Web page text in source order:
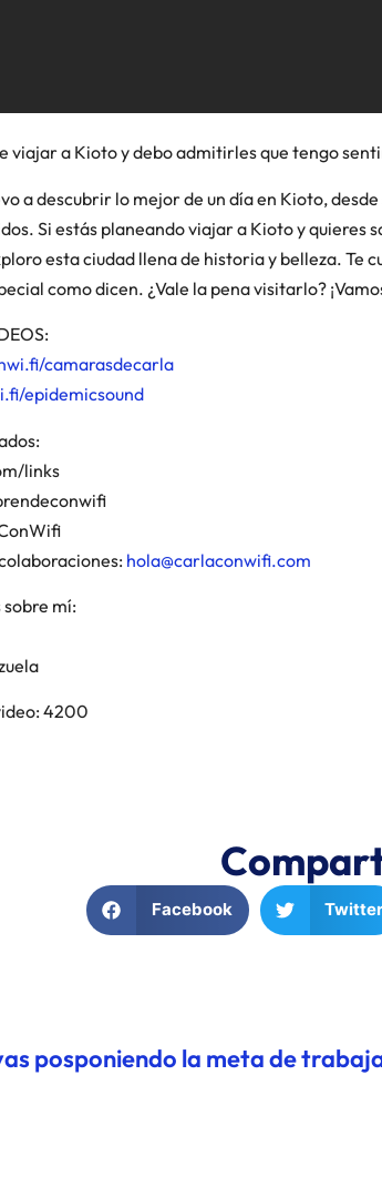
viajar a Kioto y debo admitirles que tengo
a descubrir lo mejor de un día en Kioto,
Si estás planeando viajar a Kioto y quieres
esta ciudad llena de historia y belleza. Te
como dicen. ¿Vale la pena visitarlo?
camarasdecarla
epidemicsound
links
hola@carlaconwifi.com
sobre mí:
4200
Facebook Twitter